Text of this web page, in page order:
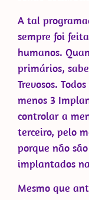
A tal
sempre foi
humanos.
primários,
Trevosos.
menos 3
controlar a
terceiro, pelo
porque não
implantados
Mesmo que